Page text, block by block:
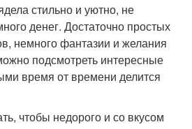
стильно и уютно, не
денег. Достаточно простых
немного фантазии и желания
подсмотреть интересные
время от времени делится
чтобы недорого и со вкусом